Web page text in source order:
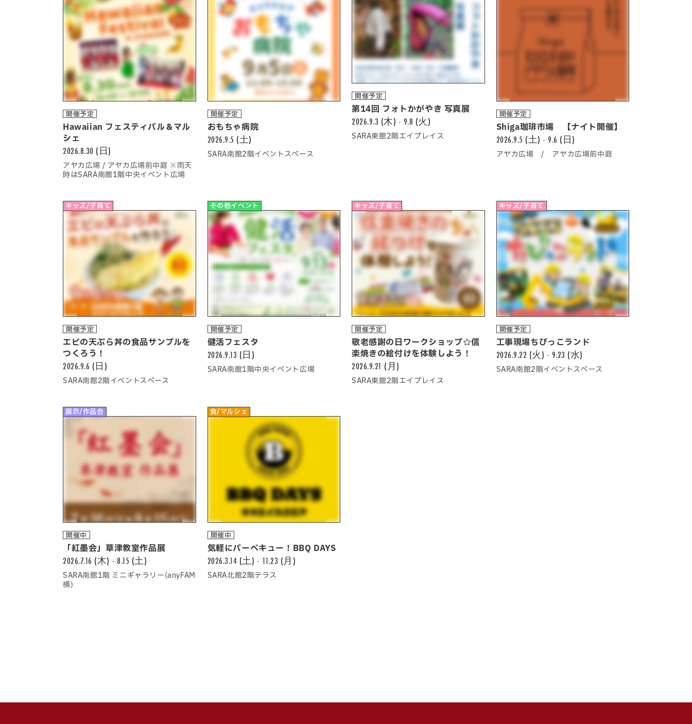
開催予定
Hawaiian フェスティバル＆マル
シェ
2026.8.30 (日)
アヤカ広場 / アヤカ広場前中庭 ※雨天
時はSARA南館1階中央イベント広場
開催予定
おもちゃ病院
2026.9.5 (土)
SARA南館2階イベントスペース
開催予定
第14回 フォトかがやき 写真展
2026.9.3 (木) - 9.8 (火)
SARA東館2階エイプレイス
開催予定
Shiga珈琲市場 【ナイト開催】
2026.9.5 (土) - 9.6 (日)
アヤカ広場 / アヤカ広場前中庭
キッズ/子育て
開催予定
エビの天ぷら丼の食品サンプルを
つくろう！
2026.9.6 (日)
SARA南館2階イベントスペース
その他イベント
開催予定
健活フェスタ
2026.9.13 (日)
SARA南館1階中央イベント広場
キッズ/子育て
開催予定
敬老感謝の日ワークショップ☆信
楽焼きの絵付けを体験しよう！
2026.9.21 (月)
SARA東館2階エイプレイス
キッズ/子育て
開催予定
工事現場ちびっこランド
2026.9.22 (火) - 9.23 (水)
SARA南館2階イベントスペース
展示/作品会
開催中
「紅墨会」草津教室作品展
2026.7.16 (木) - 8.15 (土)
SARA南館1階 ミニギャラリー(anyFAM
横)
食/マルシェ
開催中
気軽にバーべキュー！BBQ DAYS
2026.3.14 (土) - 11.23 (月)
SARA北館2階テラス